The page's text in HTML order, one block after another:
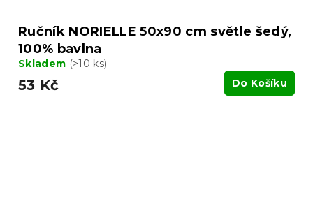
Ručník NORIELLE 50x90 cm světle šedý,
100% bavlna
Skladem (>10 ks)
53 Kč Do Košíku